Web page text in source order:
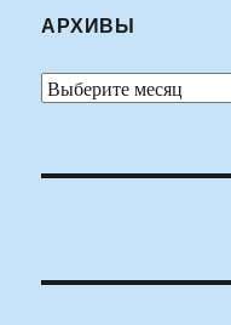
АРХИВЫ
Архивы